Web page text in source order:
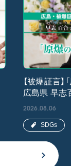
【被爆証言
広島県 早志
2026.08.06
SDGs